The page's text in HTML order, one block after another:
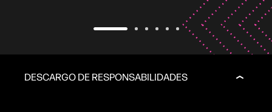
DESCARGO DE RESPONSABILIDADES